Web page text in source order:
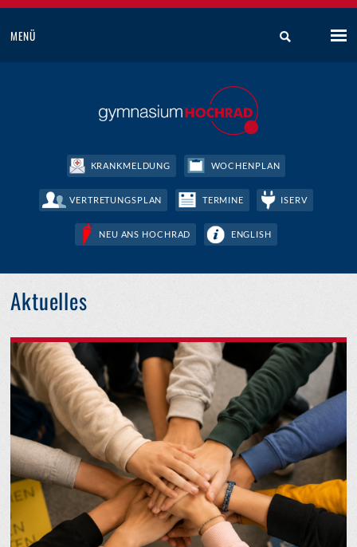
MENÜ
KRANKMELDUNG WOCHENPLAN
VERTRETUNGSPLAN TERMINE ISERV
NEU ANS HOCHRAD ENGLISH
Aktuelles